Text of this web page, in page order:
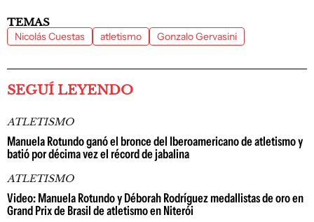
TEMAS
Nicolás Cuestas atletismo Gonzalo Gervasini
SEGUÍ LEYENDO
ATLETISMO
Manuela Rotundo ganó el bronce del Iberoamericano de atletismo y
batió por décima vez el récord de jabalina
ATLETISMO
Video: Manuela Rotundo y Déborah Rodríguez medallistas de oro en
Grand Prix de Brasil de atletismo en Niterói